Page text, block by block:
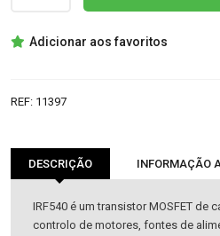
TRANSISTOR
Adicionar aos favoritos
REF: 11397
DESCRIÇÃO INFORMAÇÃO
IRF540 é um transistor MOSFET de
controlo de motores, fontes de